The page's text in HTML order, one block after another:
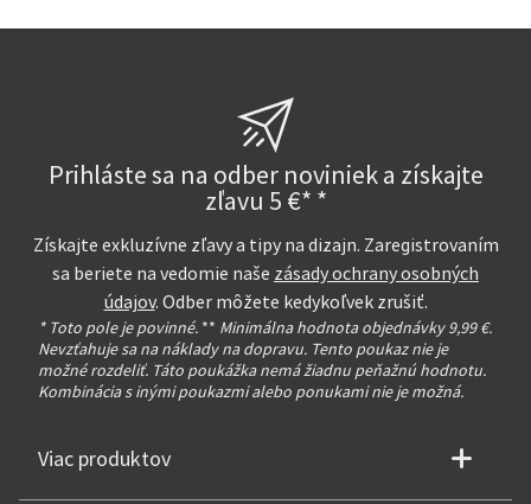
Prihláste sa na odber noviniek a získajte
zľavu 5 €* *
Získajte exkluzívne zľavy a tipy na dizajn. Zaregistrovaním
sa beriete na vedomie naše zásady ochrany osobných
údajov. Odber môžete kedykoľvek zrušiť.
* Toto pole je povinné. ** Minimálna hodnota objednávky 9,99 €.
Nevzťahuje sa na náklady na dopravu. Tento poukaz nie je
možné rozdeliť. Táto poukážka nemá žiadnu peňažnú hodnotu.
Kombinácia s inými poukazmi alebo ponukami nie je možná.
Viac produktov